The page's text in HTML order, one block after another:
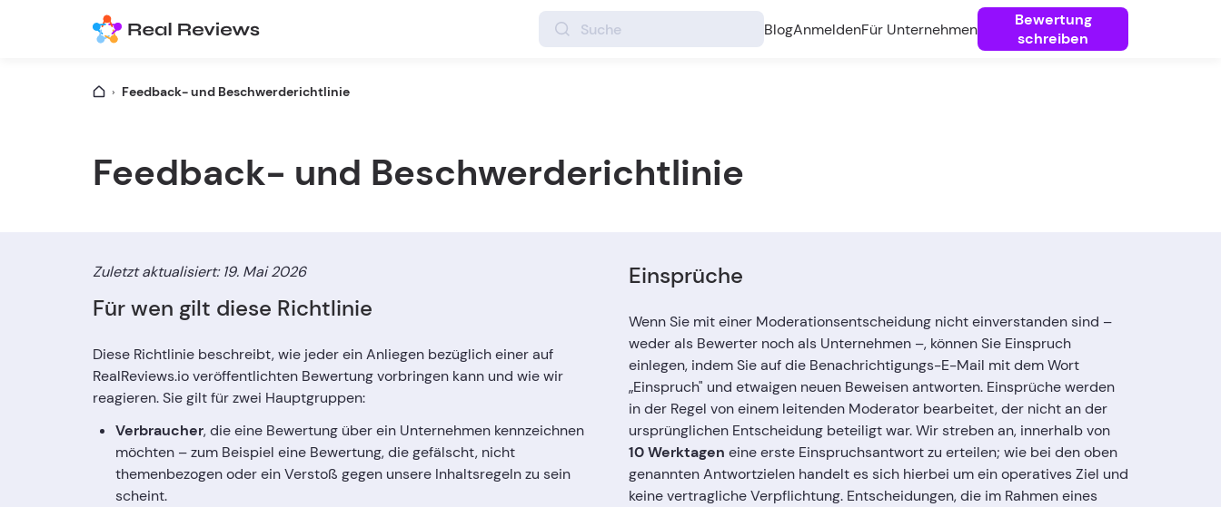
BlogAnmeldenFür Unternehmen
Bewertung
schreiben
Feedback- und Beschwerderichtlinie
Feedback- und Beschwerderichtlinie
Zuletzt aktualisiert: 19. Mai 2026
Für wen gilt diese Richtlinie
Diese Richtlinie beschreibt, wie jeder ein Anliegen bezüglich einer auf
RealReviews.io veröffentlichten Bewertung vorbringen kann und wie wir
reagieren. Sie gilt für zwei Hauptgruppen:
Verbraucher, die eine Bewertung über ein Unternehmen kennzeichnen
möchten – zum Beispiel eine Bewertung, die gefälscht, nicht
themenbezogen oder ein Verstoß gegen unsere Inhaltsregeln zu sein
scheint.
Einsprüche
Wenn Sie mit einer Moderationsentscheidung nicht einverstanden sind –
weder als Bewerter noch als Unternehmen –, können Sie Einspruch
einlegen, indem Sie auf die Benachrichtigungs-E-Mail mit dem Wort
„Einspruch" und etwaigen neuen Beweisen antworten. Einsprüche werden
in der Regel von einem leitenden Moderator bearbeitet, der nicht an der
ursprünglichen Entscheidung beteiligt war. Wir streben an, innerhalb von
10 Werktagen eine erste Einspruchsantwort zu erteilen; wie bei den oben
genannten Antwortzielen handelt es sich hierbei um ein operatives Ziel und
keine vertragliche Verpflichtung. Entscheidungen, die im Rahmen eines